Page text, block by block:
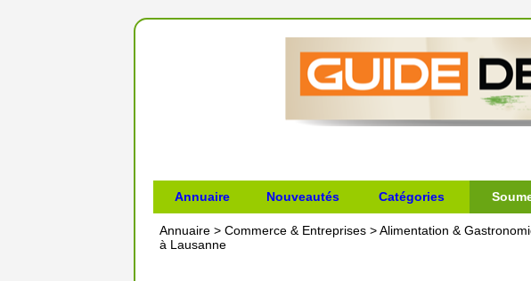
Annuaire Nouveautés Catégories
Annuaire > Commerce & Entreprises >Alimentation &
à Lausanne